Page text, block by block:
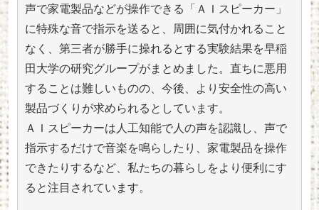
声で家電製品などが操作できる「ＡＩスピーカー」
に特殊な音で指示を送ると、周囲に気付かれること
なく、第三者が勝手に操れるとする実験結果を早稲
田大学の研究グループがまとめました。直ちに悪用
することは難しいものの、今後、より安全性の高い
製品づくりが求められるとしています。
ＡＩスピーカーは人工知能で人の声を認識し、声で
指示するだけで音楽を鳴らしたり、家電製品を操作
できたりするなど、私たちの暮らしをより便利にす
ると注目されています。